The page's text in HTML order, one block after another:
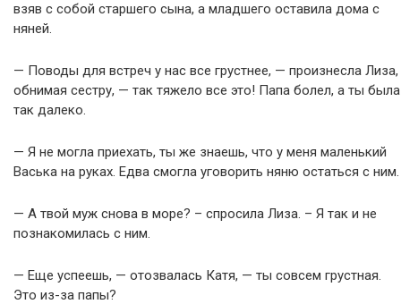
взяв с собой старшего сына, а младшего оставила дома с
няней.
— Поводы для встреч у нас все грустнее, — произнесла Лиза,
обнимая сестру, — так тяжело все это! Папа болел, а ты была
так далеко.
— Я не могла приехать, ты же знаешь, что у меня маленький
Васька на руках. Едва смогла уговорить няню остаться с ним.
— А твой муж снова в море? – спросила Лиза. – Я так и не
познакомилась с ним.
— Еще успеешь, — отозвалась Катя, — ты совсем грустная.
Это из-за папы?